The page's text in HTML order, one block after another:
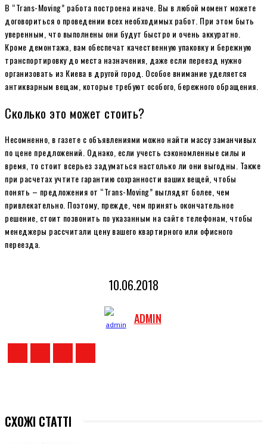
В “Trans-Moving” работа построена иначе. Вы в любой момент можете
договориться о проведении всех необходимых работ. При этом быть
уверенным, что выполнены они будут быстро и очень аккуратно.
Кроме демонтажа, вам обеспечат качественную упаковку и бережную
транспортировку до места назначения, даже если переезд нужно
организовать из Киева в другой город. Особое внимание уделяется
антикварным вещам, которые требуют особого, бережного обращения.
Сколько это может стоить?
Несомненно, в газете с объявлениями можно найти массу заманчивых
по цене предложений. Однако, если учесть сэкономленные силы и
время, то стоит всерьез задуматься настолько ли они выгодны. Также
при расчетах учтите гарантию сохранности ваших вещей, чтобы
понять – предложения от “Trans-Moving” выглядят более, чем
привлекательно. Поэтому, прежде, чем принять окончательное
решение, стоит позвонить по указанным на сайте телефонам, чтобы
менеджеры рассчитали цену вашего квартирного или офисного
переезда.
10.06.2018
ADMIN
СХОЖІ СТАТТІ